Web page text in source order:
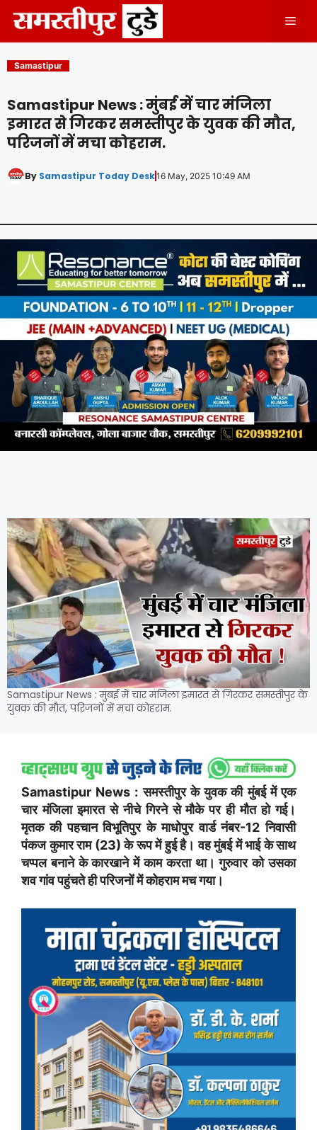
content
Samastipur
Samastipur News : मुंबई में चार मंजिला
इमारत से गिरकर समस्तीपुर के युवक की मौत,
परिजनों में मचा कोहराम.
By Samastipur Today Desk16 May, 2025 10:49 AM
Samastipur News : मुंबई में चार मंजिला इमारत से गिरकर समस्तीपुर के
युवक की मौत, परिजनों में मचा कोहराम.
Samastipur News : समस्तीपुर के युवक की मुंबई में एक
चार मंजिला इमारत से नीचे गिरने से मौके पर ही मौत हो गई।
मृतक की पहचान विभूतिपुर के माधोपुर वार्ड नंबर-12 निवासी
पंकज कुमार राम (23) के रूप में हुई है। वह मुंबई में भाई के साथ
चप्पल बनाने के कारखाने में काम करता था। गुरुवार को उसका
शव गांव पहुंचते ही परिजनों में कोहराम मच गया।